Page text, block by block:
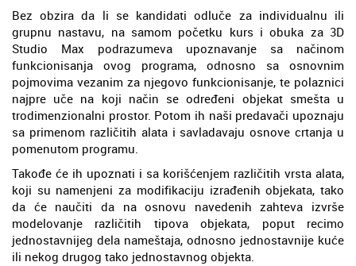
Bez obzira da li se kandidati odluče za individualnu ili
grupnu nastavu, na samom početku kurs i obuka za 3D
Studio Max podrazumeva upoznavanje sa načinom
funkcionisanja ovog programa, odnosno sa osnovnim
pojmovima vezanim za njegovo funkcionisanje, te polaznici
najpre uče na koji način se određeni objekat smešta u
trodimenzionalni prostor. Potom ih naši predavači upoznaju
sa primenom različitih alata i savladavaju osnove crtanja u
pomenutom programu.
Takođe će ih upoznati i sa korišćenjem različitih vrsta alata,
koji su namenjeni za modifikaciju izrađenih objekata, tako
da će naučiti da na osnovu navedenih zahteva izvrše
modelovanje različitih tipova objekata, poput recimo
jednostavnijeg dela nameštaja, odnosno jednostavnije kuće
ili nekog drugog tako jednostavnog objekta.